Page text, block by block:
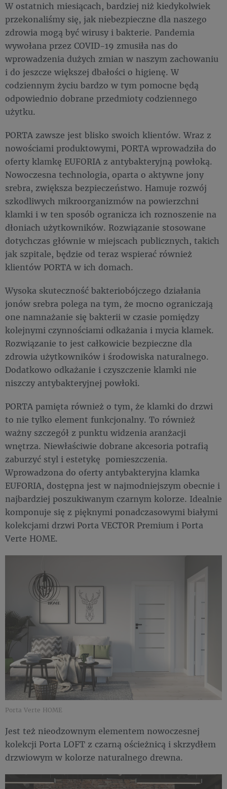
W ostatnich miesiącach, bardziej niż kiedykolwiek
przekonaliśmy się, jak niebezpieczne dla naszego
zdrowia mogą być wirusy i bakterie. Pandemia
wywołana przez COVID-19 zmusiła nas do
wprowadzenia dużych zmian w naszym zachowaniu
i do jeszcze większej dbałości o higienę. W
codziennym życiu bardzo w tym pomocne będą
odpowiednio dobrane przedmioty codziennego
użytku.
PORTA zawsze jest blisko swoich klientów. Wraz z
nowościami produktowymi, PORTA wprowadziła do
oferty klamkę EUFORIA z antybakteryjną powłoką.
Nowoczesna technologia, oparta o aktywne jony
srebra, zwiększa bezpieczeństwo. Hamuje rozwój
szkodliwych mikroorganizmów na powierzchni
klamki i w ten sposób ogranicza ich roznoszenie na
dłoniach użytkowników. Rozwiązanie stosowane
dotychczas głównie w miejscach publicznych, takich
jak szpitale, będzie od teraz wspierać również
klientów PORTA w ich domach.
Wysoka skuteczność bakteriobójczego działania
jonów srebra polega na tym, że mocno ograniczają
one namnażanie się bakterii w czasie pomiędzy
kolejnymi czynnościami odkażania i mycia klamek.
Rozwiązanie to jest całkowicie bezpieczne dla
zdrowia użytkowników i środowiska naturalnego.
Dodatkowo odkażanie i czyszczenie klamki nie
niszczy antybakteryjnej powłoki.
PORTA pamięta również o tym, że klamki do drzwi
to nie tylko element funkcjonalny. To również
ważny szczegół z punktu widzenia aranżacji
wnętrza. Niewłaściwie dobrane akcesoria potrafią
zaburzyć styl i estetykę pomieszczenia.
Wprowadzona do oferty antybakteryjna klamka
EUFORIA, dostępna jest w najmodniejszym obecnie i
najbardziej poszukiwanym czarnym kolorze. Idealnie
komponuje się z pięknymi ponadczasowymi białymi
kolekcjami drzwi Porta VECTOR Premium i Porta
Verte HOME.
Porta Verte HOME
Jest też nieodzownym elementem nowoczesnej
kolekcji Porta LOFT z czarną ościeżnicą i skrzydłem
drzwiowym w kolorze naturalnego drewna.